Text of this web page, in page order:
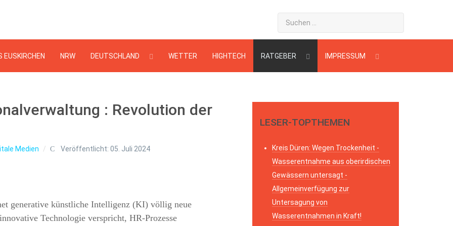
EUSKIRCHEN NRW DEUTSCHLAND WETTER HIGHTECH RATGEBER IMPRESSUM
: Revolution der
Medien Veröffentlicht: 05. Juli 2024
generative künstliche Intelligenz (KI) völlig neue
Technologie verspricht, HR-Prozesse
LESER-TOPTHEMEN
Kreis Düren: Wegen Trockenheit -
Wasserentnahme aus oberirdischen
Gewässern untersagt -
Allgemeinverfügung zur
Untersagung von
Wasserentnahmen in Kraft!